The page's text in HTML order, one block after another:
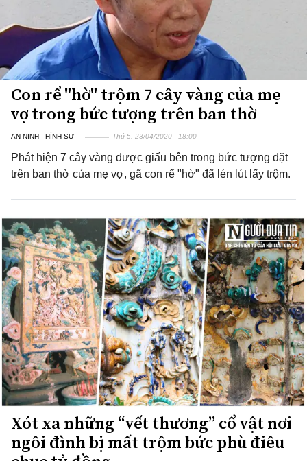
Con rể "hờ" trộm 7 cây vàng của mẹ
vợ trong bức tượng trên ban thờ
AN NINH - HÌNH SỰ Thứ 5, 23/04/2020 | 18:00
Phát hiện 7 cây vàng được giấu bên trong bức tượng đặt
trên ban thờ của mẹ vợ, gã con rể "hờ" đã lén lút lấy trộm.
Xót xa những “vết thương” cổ vật nơi
ngôi đình bị mất trộm bức phù điêu